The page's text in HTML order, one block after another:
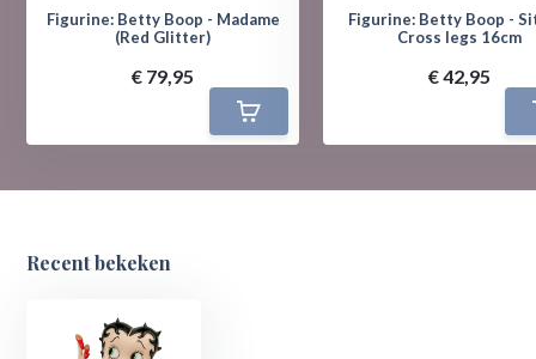
Figurine: Betty Boop - Madame
(Red Glitter)
€ 79,95
Figurine: Betty Boop -
Cross legs 16cm
€ 42,95
Recent bekeken